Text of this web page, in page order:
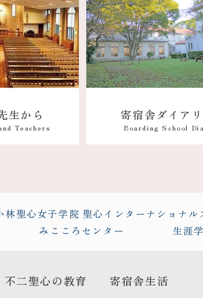
生から
Teachers
寄宿舎ダイア
Boarding School
林聖心女子学院 聖心インターナショナル
みこころセンター 生涯
不二聖心の教育 寄宿舎生活